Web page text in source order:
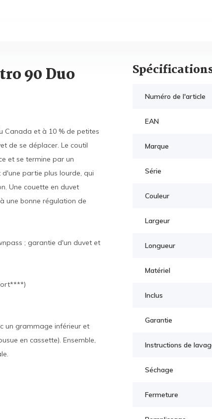
90 Duo
Canada et à 10 % de petites
de se déplacer. Le coutil
et se termine par un
partie plus lourde, qui
Une couette en duvet
une bonne régulation de
; garantie d'un duvet et
un grammage inférieur et
en cassette). Ensemble,
Numéro de l'article
EAN
Marque
Série
Couleur
Largeur
Longueur
Matériel
Inclus
Garantie
Instructions de
Séchage
Fermeture